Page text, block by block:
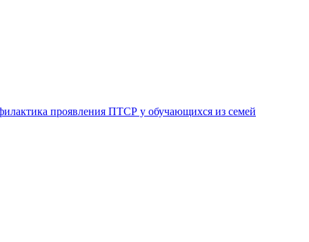
проявления ПТСР у обучающихся из семей